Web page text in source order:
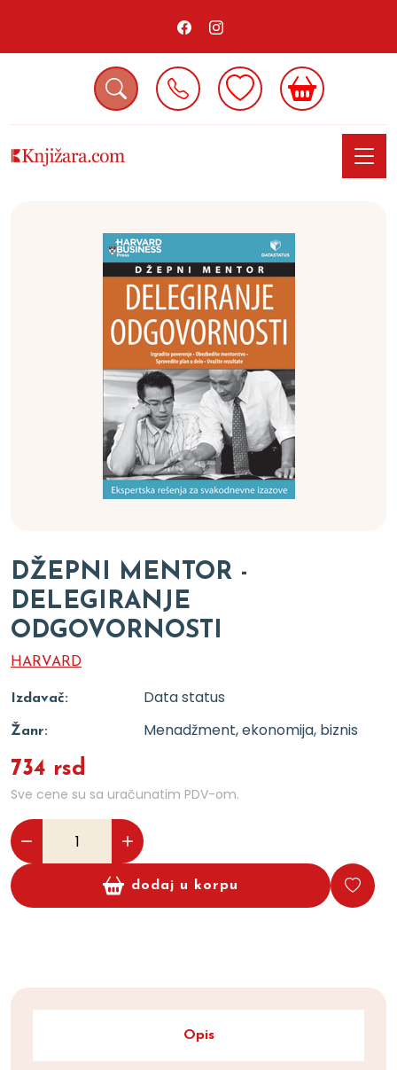
DŽEPNI MENTOR -
DELEGIRANJE
ODGOVORNOSTI
HARVARD
Izdavač: Data status
Žanr: Menadžment, ekonomija, biznis
734 rsd
Sve cene su sa uračunatim PDV-om.
dodaj u korpu
Opis